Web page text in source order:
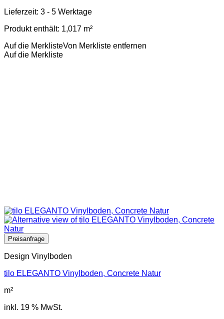
Lieferzeit: 3 - 5 Werktage
Produkt enthält: 1,017 m²
Auf die MerklisteVon Merkliste entfernen
Auf die Merkliste
Design Vinylboden
tilo ELEGANTO Vinylboden, Concrete Natur
m²
inkl. 19 % MwSt.